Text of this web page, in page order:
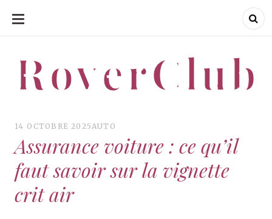
ALLER
CONTENU
RoverClub
RoverClub
14 OCTOBRE 2025 AUTO
Assurance voiture : ce qu’il
faut savoir sur la vignette
crit air